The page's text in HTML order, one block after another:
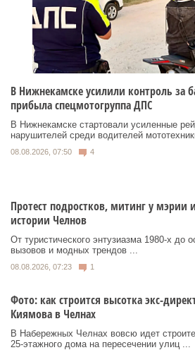
В Нижнекамске усилили контроль за
прибыла спецмотогруппа ДПС
В Нижнекамске стартовали усиленные
нарушителей среди водителей
08.08.2026, 07:50 4
Протест подростков, митинг у мэрии
истории Челнов
От туристического энтузиазма 1980‑х до
вызовов и модных трендов ...
08.08.2026, 07:23 1
Фото: как строится высотка экс-
Киямова в Челнах
В Набережных Челнах вовсю идет
25‑этажного дома на пересечении улиц ...